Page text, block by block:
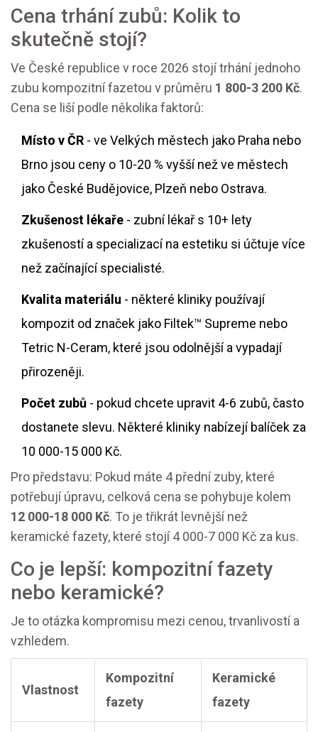
Cena trhání zubů: Kolik to
skutečně stojí?
Ve České republice v roce 2026 stojí trhání jednoho
zubu kompozitní fazetou v průměru 1 800-3 200 Kč.
Cena se liší podle několika faktorů:
Místo v ČR - ve Velkých městech jako Praha nebo
Brno jsou ceny o 10-20 % vyšší než ve městech
jako České Budějovice, Plzeň nebo Ostrava.
Zkušenost lékaře - zubní lékař s 10+ lety
zkušeností a specializací na estetiku si účtuje více
než začínající specialisté.
Kvalita materiálu - některé kliniky používají
kompozit od značek jako Filtek™ Supreme nebo
Tetric N-Ceram, které jsou odolnější a vypadají
přirozeněji.
Počet zubů - pokud chcete upravit 4-6 zubů, často
dostanete slevu. Některé kliniky nabízejí balíček za
10 000-15 000 Kč.
Pro představu: Pokud máte 4 přední zuby, které
potřebují úpravu, celková cena se pohybuje kolem
12 000-18 000 Kč. To je třikrát levnější než
keramické fazety, které stojí 4 000-7 000 Kč za kus.
Co je lepší: kompozitní fazety
nebo keramické?
Je to otázka kompromisu mezi cenou, trvanlivostí a
vzhledem.
Vlastnost
Kompozitní
fazety
Keramické
fazety